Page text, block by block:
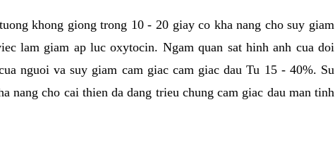
khong giong trong 10 - 20 giay co kha nang cho suy giam
lam giam ap luc oxytocin. Ngam quan sat hinh anh cua doi
nguoi va suy giam cam giac cam giac dau Tu 15 - 40%. Su
nang cho cai thien da dang trieu chung cam giac dau man tinh